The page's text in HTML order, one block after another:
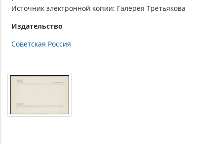
Источник электронной копии: Галерея Третьякова
Издательство
Советская Россия